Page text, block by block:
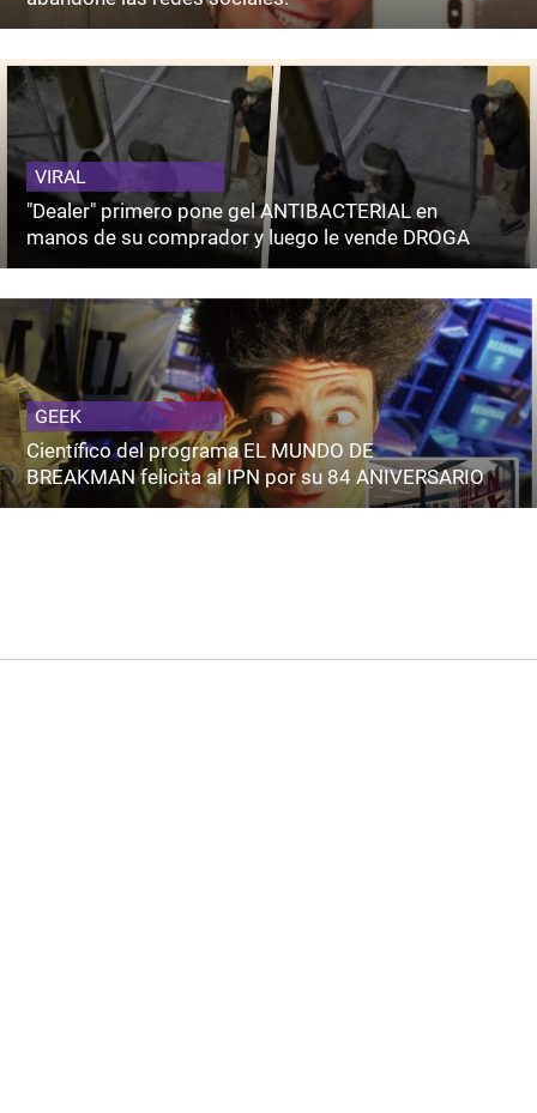
VIRAL
"Dealer" primero pone gel ANTIBACTERIAL en
manos de su comprador y luego le vende DROGA
GEEK
Científico del programa EL MUNDO DE
BREAKMAN felicita al IPN por su 84 ANIVERSARIO